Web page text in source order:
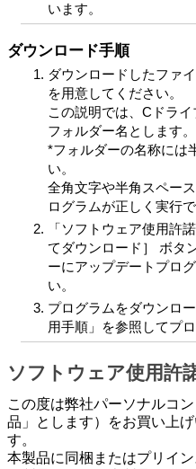
います。
ダウンロード手順
ダウンロードしたファ
を用意してください。
この説明では、Cドラ
フォルダー名とします。
*フォルダーの名称には
い。
全角文字や半角スペー
ログラムが正しく実行で
「ソフトウェア使用許
てダウンロード］ ボタ
ーにアップデートプロ
い。
プログラムをダウンロ
用手順」を参照してプ
ソフトウェア使用許
この度は弊社パーソナルコ
品」とします）をお買い上
す。
本製品に同梱またはプリイ